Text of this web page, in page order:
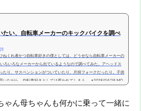
たい、自転車メーカーのキックバイクを調べ
ねくれ者かつ自転車好きの僕としては、どうせなら自転車メーカーの
ろいろなメーカーから出ているようなので調べてみた。アヘッドス
たり、サスペンションがついていたり、片持フォークだったり。子供
いながら、自転車好きとしては惹かれてしまう。 ※2018/04/26 MO
ゃん母ちゃんも何かに乗って一緒に